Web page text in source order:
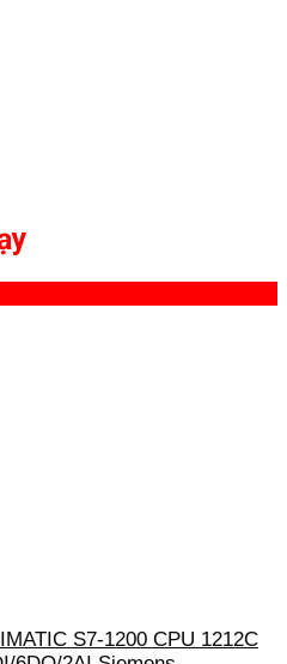
S7-1200 CPU 1212C